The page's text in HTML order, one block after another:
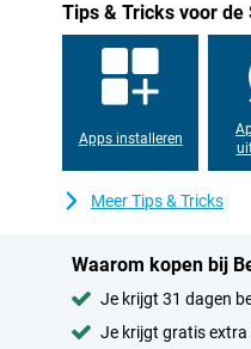
Tips & Tricks voor de
Apps installeren
Meer Tips & Tricks
Waarom kopen bij
Je krijgt 31 dagen
Je krijgt gratis extra